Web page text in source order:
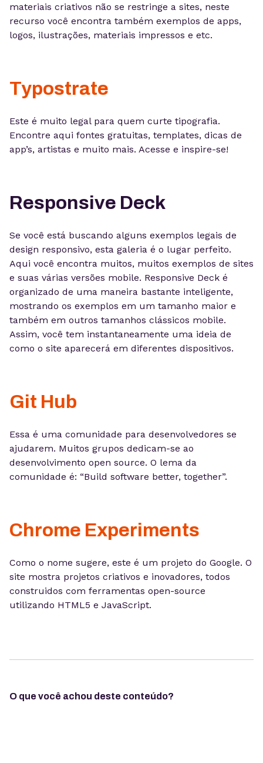
materiais criativos não se restringe a sites, neste
recurso você encontra também exemplos de apps,
logos, ilustrações, materiais impressos e etc.
Typostrate
Este é muito legal para quem curte tipografia.
Encontre aqui fontes gratuitas, templates, dicas de
app’s, artistas e muito mais. Acesse e inspire-se!
Responsive Deck
Se você está buscando alguns exemplos legais de
design responsivo, esta galeria é o lugar perfeito.
Aqui você encontra muitos, muitos exemplos de sites
e suas várias versões mobile. Responsive Deck é
organizado de uma maneira bastante inteligente,
mostrando os exemplos em um tamanho maior e
também em outros tamanhos clássicos mobile.
Assim, você tem instantaneamente uma ideia de
como o site aparecerá em diferentes dispositivos.
Git Hub
Essa é uma comunidade para desenvolvedores se
ajudarem. Muitos grupos dedicam-se ao
desenvolvimento open source. O lema da
comunidade é: “Build software better, together”.
Chrome Experiments
Como o nome sugere, este é um projeto do Google. O
site mostra projetos criativos e inovadores, todos
construidos com ferramentas open-source
utilizando HTML5 e JavaScript.
O que você achou deste conteúdo?